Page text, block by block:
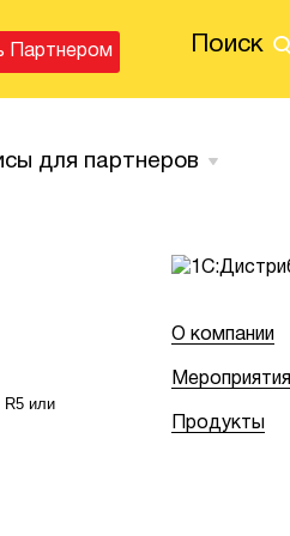
Поиск
Партнером
для партнеров
R5 или
О компании
Мероприятия
Продукты